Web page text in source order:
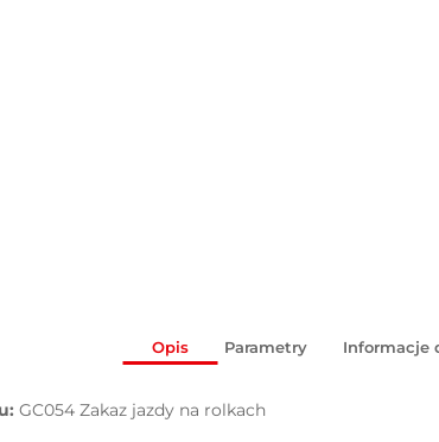
Opis Parametry Informacje
GC054 Zakaz jazdy na rolkach